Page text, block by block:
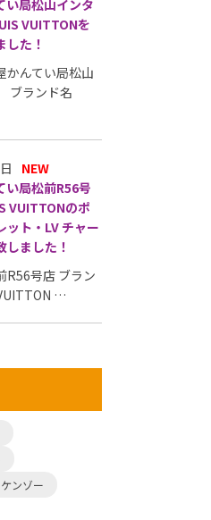
い局松山インタ
VUITTONを
した！
んてい局松山
ブランド名
NEW
い局松前R56号
VUITTONのポ
ット・LV チャー
しました！
号店 ブラン
…
ケンゾー